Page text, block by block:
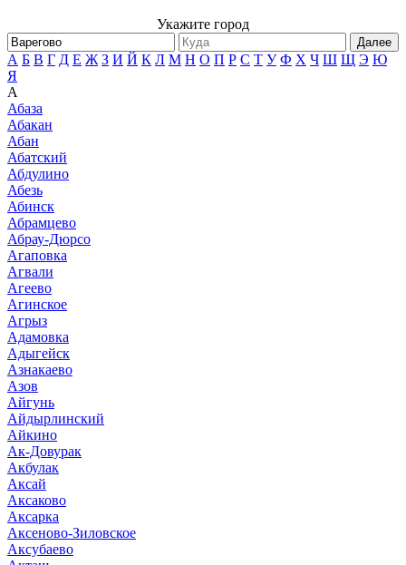
Укажите город
Далее
А Б В Г Д Е Ж З И Й К Л М Н О П Р С Т У Ф Х Ч Ш Щ Э Ю
Я
А
Абаза
Абакан
Абан
Абатский
Абдулино
Абезь
Абинск
Абрамцево
Абрау-Дюрсо
Агаповка
Агвали
Агеево
Агинское
Агрыз
Адамовка
Адыгейск
Азнакаево
Азов
Айгунь
Айдырлинский
Айкино
Ак-Довурак
Акбулак
Аксай
Аксаково
Аксарка
Аксеново-Зиловское
Аксубаево